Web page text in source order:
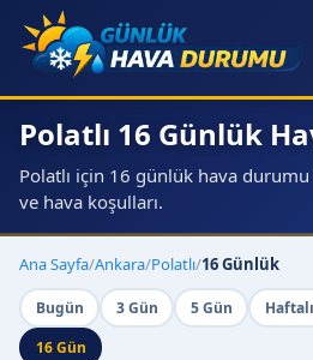
Polatlı 16 Günlük
Polatlı için 16 günlük hava durumu
ve hava koşulları.
Ana Sayfa/Ankara/Polatlı/16 Günlük
Bugün 3 Gün 5 Gün
16 Gün